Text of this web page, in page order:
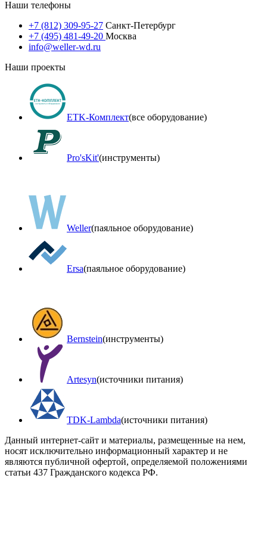
Наши телефоны
+7 (812) 309-95-27 Санкт-Петербург
+7 (495) 481-49-20 Москва
info@weller-wd.ru
Наши проекты
ETK-Комплект(все оборудование)
Pro'sKit'(инструменты)
Weller(паяльное оборудование)
Ersa(паяльное оборудование)
Bernstein(инструменты)
Artesyn(источники питания)
TDK-Lambda(источники питания)
Данный интернет-сайт и материалы, размещенные на нем,
носят исключительно информационный характер и не
являются публичной офертой, определяемой положениями
статьи 437 Гражданского кодекса РФ.